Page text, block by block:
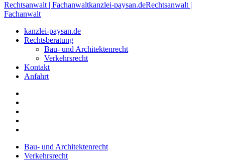
Rechtsanwalt | Fachanwaltkanzlei-paysan.deRechtsanwalt |
Fachanwalt
kanzlei-paysan.de
Rechtsberatung
Bau- und Architektenrecht
Verkehrsrecht
Kontakt
Anfahrt
Bau- und Architektenrecht
Verkehrsrecht